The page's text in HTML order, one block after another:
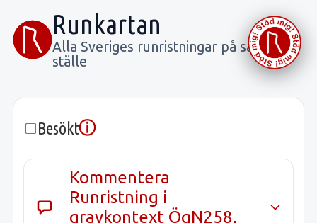
Runkartan
Alla Sveriges runristningar på samma
ställe
Besöktⓘ
Kommentera
Runristning i
gravkontext ÖgN258,